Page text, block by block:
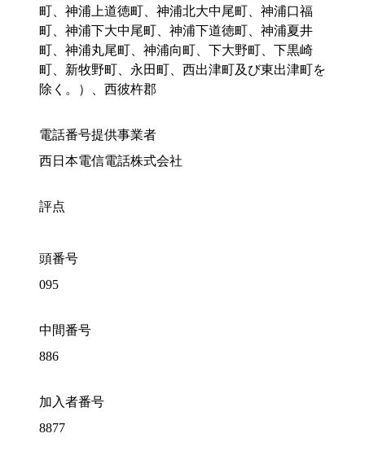
町、神浦上道徳町、神浦北大中尾町、神浦口福
町、神浦下大中尾町、神浦下道徳町、神浦夏井
町、神浦丸尾町、神浦向町、下大野町、下黒崎
町、新牧野町、永田町、西出津町及び東出津町を
除く。）、西彼杵郡
電話番号提供事業者
西日本電信電話株式会社
評点
頭番号
095
中間番号
886
加入者番号
8877